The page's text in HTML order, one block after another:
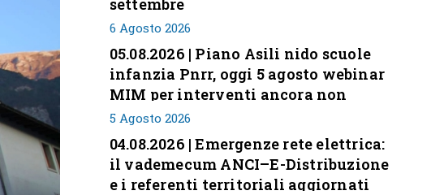
settembre
6 Agosto 2026
05.08.2026 | Piano Asili nido scuole
infanzia Pnrr, oggi 5 agosto webinar
MIM per interventi ancora non
conclusi
5 Agosto 2026
04.08.2026 | Emergenze rete elettrica:
il vademecum ANCI–E-Distribuzione
e i referenti territoriali aggiornati